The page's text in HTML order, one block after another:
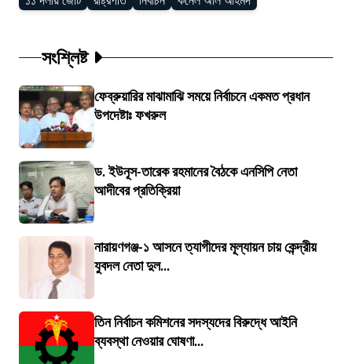
সংশ্লিষ্ট
ফেব্রুয়ারির মাঝামাঝি সময়ে নির্বাচনে একমত প্রধান
উপদেষ্টাঃ ফখরুল
ড. ইউনূস-তারেক রহমানের বৈঠকে এনসিপি নেতা
আদীবের প্রতিক্রিয়া
নারায়ণগঞ্জ-১ আসনে ত্যাগীদের মূল্যায়ন চায় কেন্দ্রীয়
যুবদল নেতা দুল...
তিন নির্বাচন কমিশনের সদস্যদের বিরুদ্ধে আইনি
ব্যবস্থা নেওয়ার ঘোষণা...